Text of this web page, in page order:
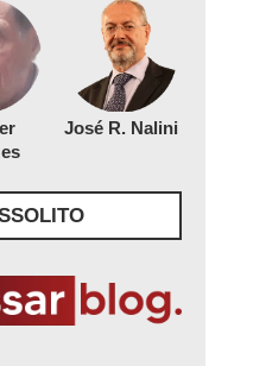
José R. Nalini